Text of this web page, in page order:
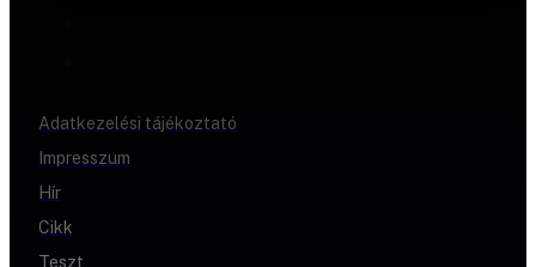
Adatkezelési tájékoztató
Impresszum
Hír
Cikk
Teszt